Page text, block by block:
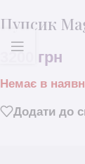
Пупсик
грн
Немає в
Додати до